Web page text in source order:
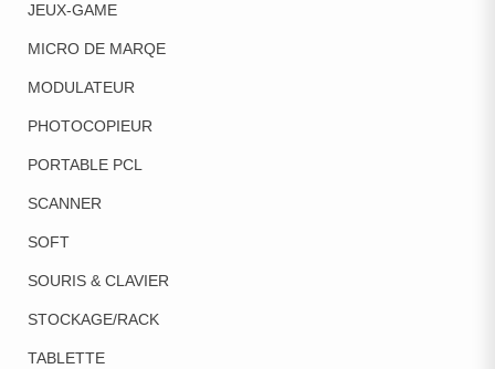
JEUX-GAME
MICRO DE MARQE
MODULATEUR
PHOTOCOPIEUR
PORTABLE PCL
SCANNER
SOFT
SOURIS & CLAVIER
STOCKAGE/RACK
TABLETTE